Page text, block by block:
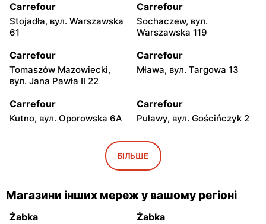
Carrefour
Stojadła, вул. Warszawska
61
Carrefour
Sochaczew, вул.
Warszawska 119
Carrefour
Tomaszów Mazowiecki,
вул. Jana Pawła II 22
Carrefour
Mława, вул. Targowa 13
Carrefour
Kutno, вул. Oporowska 6A
Carrefour
Puławy, вул. Gościńczyk 2
Przybyszewskiego 176/178
Carrefour
Łódź, вул. Kolumny 6/36
Carrefour
Łódź al. Ks. Bp. Władysława
Bandurskiego 49
Carrefour
Łódź, вул. Szparagowa 7
БІЛЬШЕ
Магазини інших мереж у вашому регіоні
Żabka Żabka